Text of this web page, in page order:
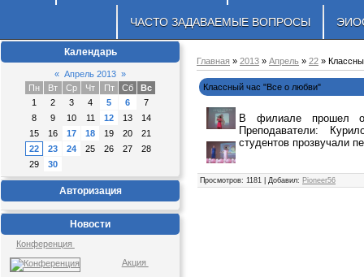
ЧАСТО ЗАДАВАЕМЫЕ ВОПРОСЫ
Календарь
« Апрель 2013 »
Пн
Вт Ср Чт Пт Сб
Вс
1
2 3 4 5 6
7
8
9 10 11 12 13
14
15
16 17 18 19 20
21
22
23 24 25 26 27
28
29
30
Авторизация
Новости
Конференция
Акция
Главная » 2013 » Апрель » 22 »
Классный час "Все о любви"
В филиале прошел
Преподаватели:
студентов прозвучали
Просмотров: 1181 | Добавил: Pioneer56